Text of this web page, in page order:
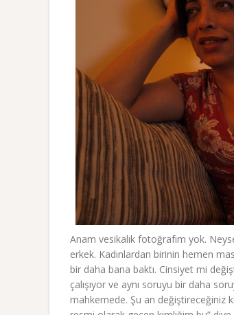
Anam vesikalık fotoğrafım yok.
erkek. Kadınlardan birinin hemen
bir daha bana baktı. Cinsiyet mi
çalışıyor ve aynı soruyu bir daha
mahkemede. Şu an değiştireceğiniz